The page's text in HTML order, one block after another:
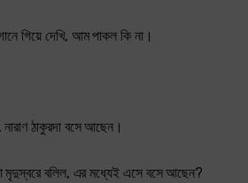
গিয়ে দেখি, আম পাকল কি না।
ঠাকুরদা বসে আছেন।
মৃদুস্বরে বলিল, এর মধ্যেই এসে বসে আছেন?